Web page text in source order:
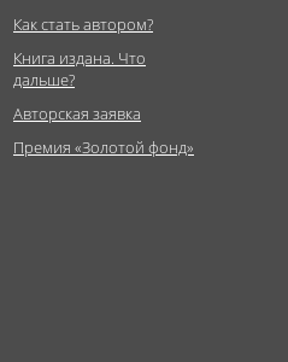
Как стать автором?
Книга издана. Что
дальше?
Авторская заявка
Премия «Золотой фонд»